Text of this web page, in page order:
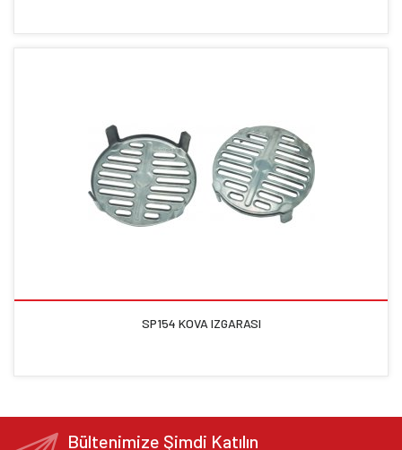
SP154 KOVA IZGARASI
Bültenimize Şimdi Katılın